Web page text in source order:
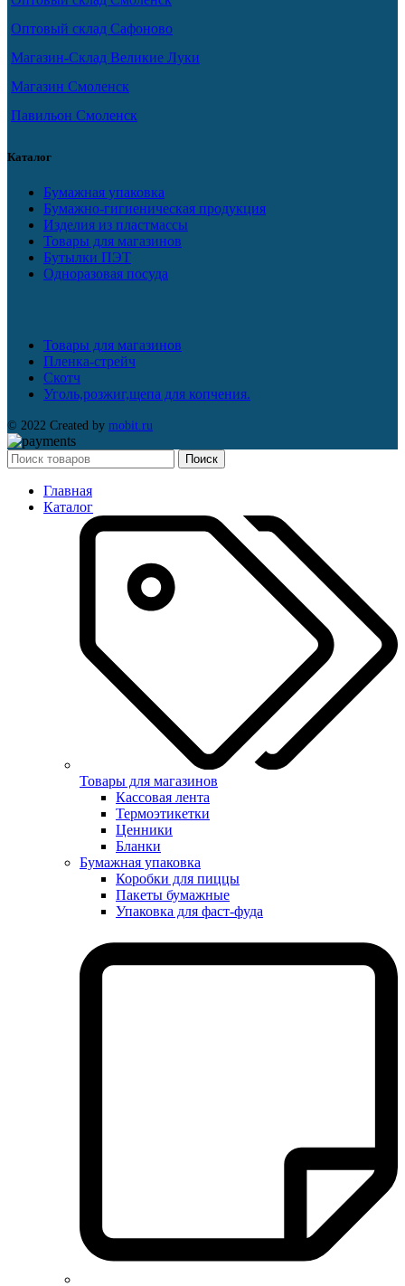
Оптовый склад Сафоново
Магазин-Склад Великие Луки
Магазин Смоленск
Павильон Смоленск
Каталог
Бумажная упаковка
Бумажно-гигиеническая продукция
Изделия из пластмассы
Товары для магазинов
Бутылки ПЭТ
Одноразовая посуда
Товары для магазинов
Пленка-стрейч
Скотч
Уголь,розжиг,щепа для копчения.
© 2022 Created by mobit.ru
Поиск
Главная
Каталог
Товары для магазинов
Кассовая лента
Термоэтикетки
Ценники
Бланки
Бумажная упаковка
Коробки для пиццы
Пакеты бумажные
Упаковка для фаст-фуда